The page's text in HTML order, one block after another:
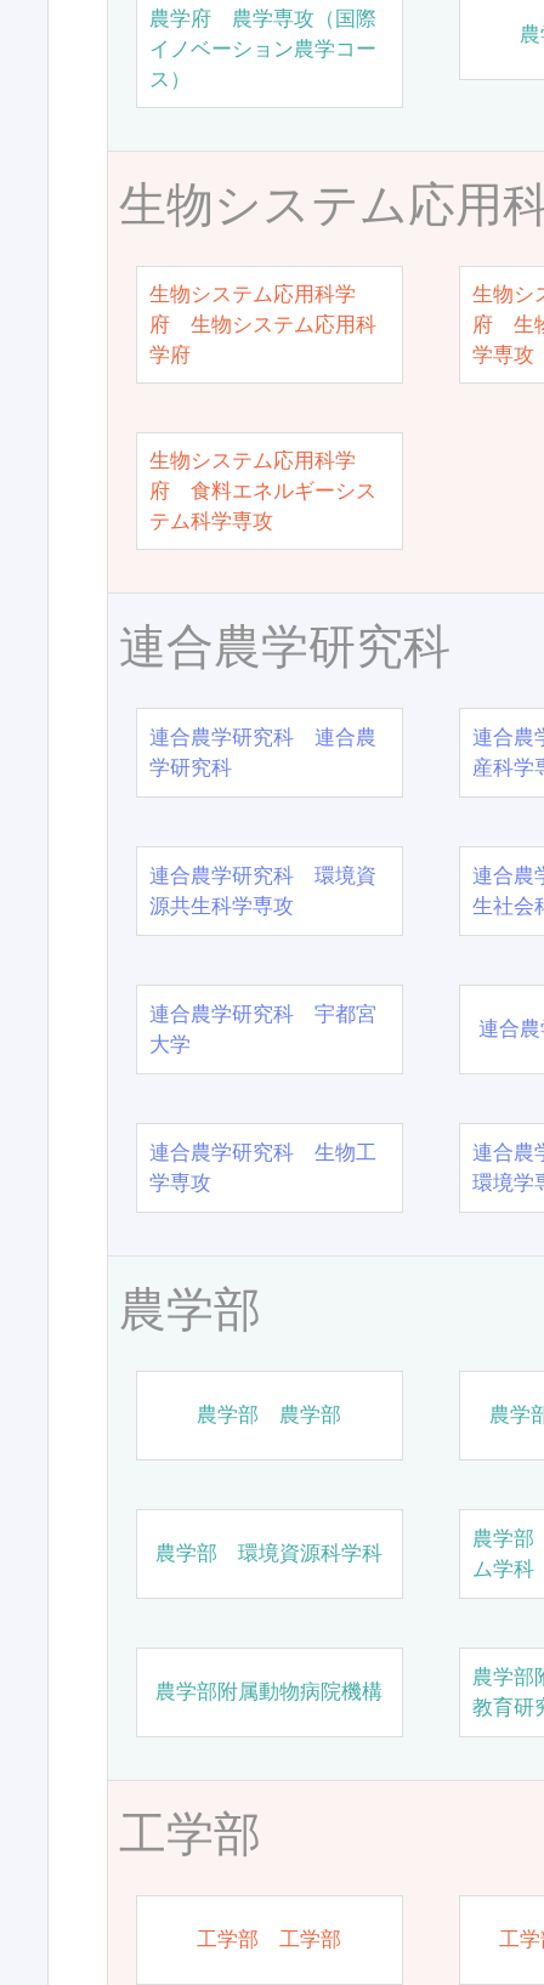
農学府 農学専攻（国際
イノベーション農学コー
ス）
生物システム応用
生物システム応用科学
府 生物システム応用科
学府
生物シ
府 生
学専攻
生物システム応用科学
府 食料エネルギーシス
テム科学専攻
連合農学研究科
連合農学研究科 連合農
学研究科
連合農
産科学
連合農学研究科 環境資
源共生科学専攻
連合農
生社会
連合農学研究科 宇都宮
大学
連合
連合農学研究科 生物工
学専攻
連合農
環境学
農学部
農学部 農学部 農学
農学部 環境資源科学科
農学
ム学科
農学部附属動物病院機構
農学部
教育研
工学部
工学部 工学部 工